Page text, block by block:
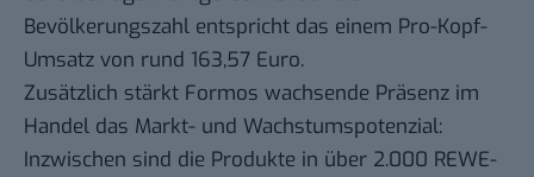
Bevölkerungszahl entspricht das einem Pro-Kopf-
Umsatz von rund 163,57 Euro.
Zusätzlich stärkt Formos wachsende Präsenz im
Handel das Markt- und Wachstumspotenzial:
Inzwischen sind die Produkte in über 2.000 REWE-